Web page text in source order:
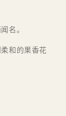
名。
和的果香花